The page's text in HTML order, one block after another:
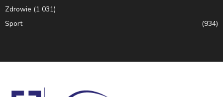
Zdrowie (1 031)
Sport
(934)